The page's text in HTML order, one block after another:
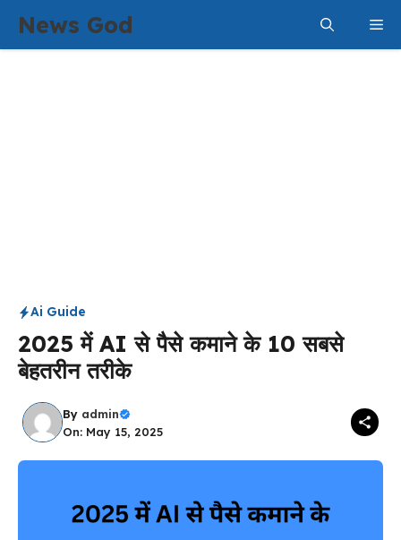
content
News God
Ai Guide
2025 में AI से पैसे कमाने के 10 सबसे
बेहतरीन तरीके
By admin
On: May 15, 2025